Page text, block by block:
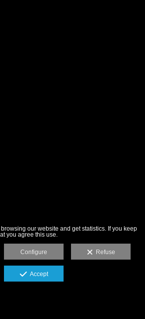
our website and get statistics. If you keep
you agree this use.
Configure Refuse
Accept